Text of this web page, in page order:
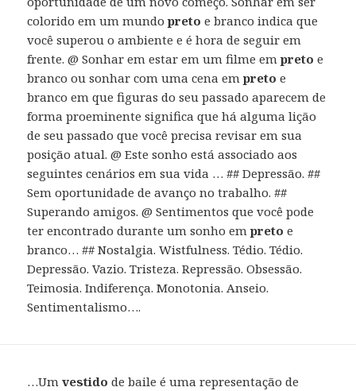
colorido em um mundopreto e branco indica que
você superou o ambiente e é hora de seguir em
frente. @ Sonhar em estar em um filme empreto e
branco ou sonhar com uma cena empreto e
branco em que figuras do seu passado aparecem de
forma proeminente significa que há alguma lição
de seu passado que você precisa revisar em sua
posição atual. @ Este sonho está associado aos
seguintes cenários em sua vida … ## Depressão. ##
Sem oportunidade de avanço no trabalho. ##
Superando amigos. @ Sentimentos que você pode
ter encontrado durante um sonho empreto e
branco… ## Nostalgia. Wistfulness. Tédio. Tédio.
Depressão. Vazio. Tristeza. Repressão. Obsessão.
Teimosia. Indiferença. Monotonia. Anseio.
Sentimentalismo….
…Umvestido de baile é uma representação de